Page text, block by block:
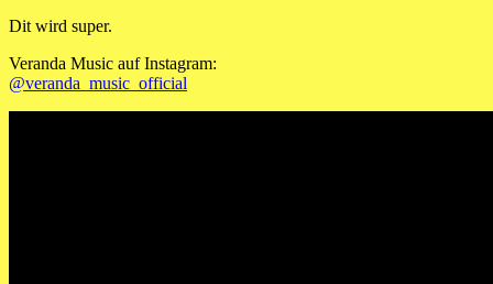
Dit wird super.
Veranda Music auf Instagram:
@veranda_music_official